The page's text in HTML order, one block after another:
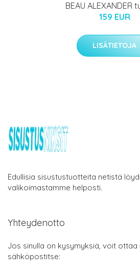
BEAU ALEXANDER
159 EUR
LISÄTIETOJA
Edullisia sisustustuotteita netistä
valikoimastamme helposti.
Yhteydenotto
Jos sinulla on kysymyksiä, voit ottaa
sähköpostitse: